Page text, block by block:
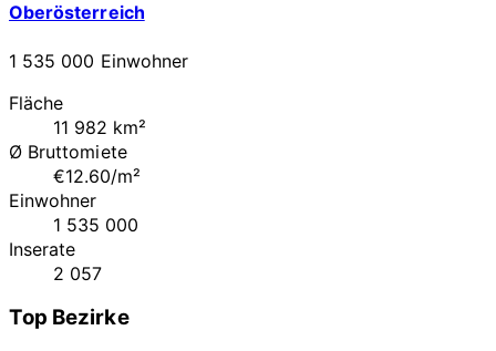
Oberösterreich
1 535 000 Einwohner
Fläche
11 982 km²
Ø Bruttomiete
€12.60/m²
Einwohner
1 535 000
Inserate
2 057
Top Bezirke